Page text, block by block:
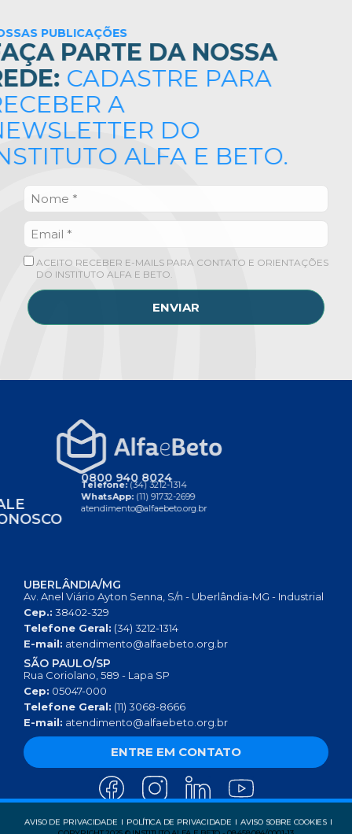
NOSSAS PUBLICAÇÕES
FAÇA PARTE DA NOSSA
REDE:CADASTRE PARA
RECEBER A
NEWSLETTER DO
INSTITUTO ALFA E BETO.
ACEITO RECEBER E-MAILS PARA CONTATO E ORIENTAÇÕES
DO INSTITUTO ALFA E BETO.
ENVIAR
FALE
CONOSCO
0800 940 8024
Telefone:(34) 3212-1314
WhatsApp:(11) 91732-2699
atendimento@alfaebeto.org.br
Cep.:38402-329
Telefone Geral:(34) 3212-1314
E-mail:atendimento@alfaebeto.org.br
SÃO PAULO/SP
Rua Coriolano, 589 - Lapa SP
Cep: 05047-000
Telefone Geral:(11) 3068-8666
E-mail:atendimento@alfaebeto.org.br
ENTRE EM CONTATO
AVISO DE PRIVACIDADE POLÍTICA DE PRIVACIDADE
AVISO SOBRE COOKIES
COPYRIGHT 2025 © INSTITUTO ALFA E BETO - 08.458.084/0001-13